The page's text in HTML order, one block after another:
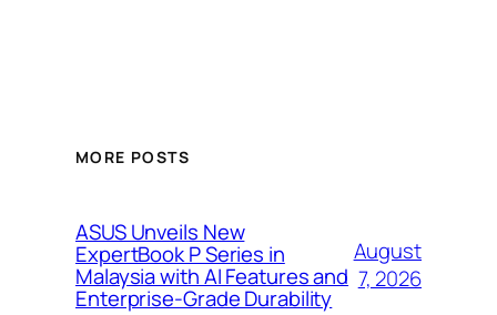
MORE POSTS
ASUS Unveils New
ExpertBook P Series in
Malaysia with AI Features and
Enterprise-Grade Durability
August
7, 2026